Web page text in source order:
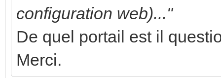
configuration web)..."
De quel portail est il
Merci.